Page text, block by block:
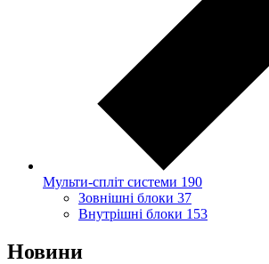
Мульти-спліт системи 190
Зовнішні блоки 37
Внутрішні блоки 153
Новини